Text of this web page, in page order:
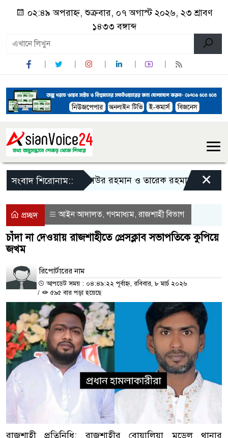
০২:৪৯ অপরাহ্ন, শুক্রবার, ০৭ অগাস্ট ২০২৬, ২৩ শ্রাবণ
১৪৩৩ বঙ্গাব্দ
সংবাদ শিরোনাম::জিয়াউর রহমান ও তারেক রহমানকে নিয়ে×
প্রচ্ছদ আইন আদালত, গণমাধ্যম,রাজশাহী বিভাগ
চাঁদা না দেওয়ায় রাজশাহীতে প্রেসক্লাব সভাপতিকে কুপিয়ে
জখম
রিপোর্টারের নাম
আপডেট সময় : ০৪:৪৯:২২ পূর্বাহ্ন, রবিবার, ৮ মার্চ ২০২৬
/
৫৯৫ বার পড়া হয়েছে
রাজশাহী প্রতিনিধি: রাজশাহীর বোয়ালিয়া মডেল থানার